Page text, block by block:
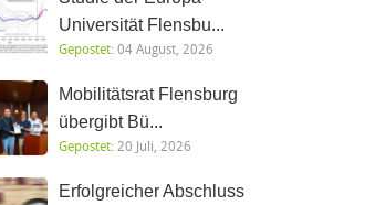
Universität Flensbu...
Gepostet:04 August, 2026
Mobilitätsrat Flensburg
übergibt Bü...
Gepostet:20 Juli, 2026
Erfolgreicher Abschluss